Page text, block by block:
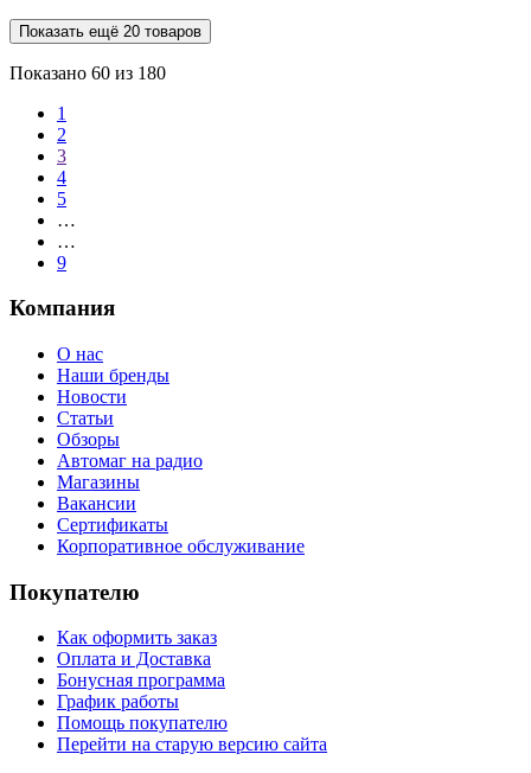
Показать ещё 20 товаров
Показано 60 из 180
1
2
3
4
5
…
…
9
Компания
О нас
Наши бренды
Новости
Статьи
Обзоры
Автомаг на радио
Магазины
Вакансии
Сертификаты
Корпоративное обслуживание
Покупателю
Как оформить заказ
Оплата и Доставка
Бонусная программа
График работы
Помощь покупателю
Перейти на старую версию сайта